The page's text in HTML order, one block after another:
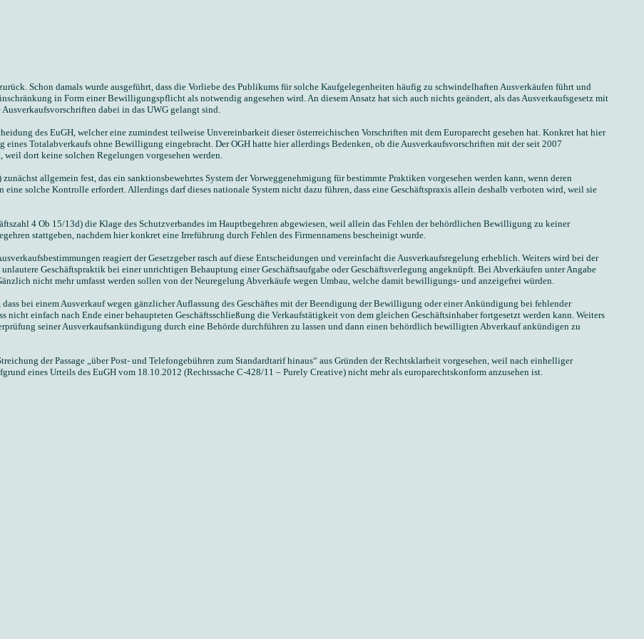
Schon damals wurde ausgeführt, dass die Vorliebe des Publikums für solche Kaufgelegenheiten häufig zu schwindelhaften Ausverkäufen führt und
in Form einer Bewilligungspflicht als notwendig angesehen wird. An diesem Ansatz hat sich auch nichts geändert, als das Ausverkaufsgesetz mit
dabei in das UWG gelangt sind.
des EuGH, welcher eine zumindest teilweise Unvereinbarkeit dieser österreichischen Vorschriften mit dem Europarecht gesehen hat. Konkret hat hier
Totalabverkaufs ohne Bewilligung eingebracht. Der OGH hatte hier allerdings Bedenken, ob die Ausverkaufsvorschriften mit der seit 2007
dort keine solchen Regelungen vorgesehen werden.
allgemein fest, das ein sanktionsbewehrtes System der Vorweggenehmigung für bestimmte Praktiken vorgesehen werden kann, wenn deren
solche Kontrolle erfordert. Allerdings darf dieses nationale System nicht dazu führen, dass eine Geschäftspraxis allein deshalb verboten wird, weil sie
4 Ob 15/13d) die Klage des Schutzverbandes im Hauptbegehren abgewiesen, weil allein das Fehlen der behördlichen Bewilligung zu keiner
stattgeben, nachdem hier konkret eine Irreführung durch Fehlen des Firmennamens bescheinigt wurde.
reagiert der Gesetzgeber rasch auf diese Entscheidungen und vereinfacht die Ausverkaufsregelung erheblich. Weiters wird bei der
Geschäftspraktik bei einer unrichtigen Behauptung einer Geschäftsaufgabe oder Geschäftsverlegung angeknüpft. Bei Abverkäufen unter Angabe
nicht mehr umfasst werden sollen von der Neuregelung Abverkäufe wegen Umbau, welche damit bewilligungs- und anzeigefrei würden.
bei einem Ausverkauf wegen gänzlicher Auflassung des Geschäftes mit der Beendigung der Bewilligung oder einer Ankündigung bei fehlender
einfach nach Ende einer behaupteten Geschäftsschließung die Verkaufstätigkeit von dem gleichen Geschäftsinhaber fortgesetzt werden kann. Weiters
seiner Ausverkaufsankündigung durch eine Behörde durchführen zu lassen und dann einen behördlich bewilligten Abverkauf ankündigen zu
der Passage „über Post- und Telefongebühren zum Standardtarif hinaus“ aus Gründen der Rechtsklarheit vorgesehen, weil nach einhelliger
eines Urteils des EuGH vom 18.10.2012 (Rechtssache C-428/11 – Purely Creative) nicht mehr als europarechtskonform anzusehen ist.